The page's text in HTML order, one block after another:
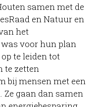
samen met de
en Natuur en
het
voor hun plan
te leiden tot
te zetten
bij mensen met een
Ze gaan dan samen